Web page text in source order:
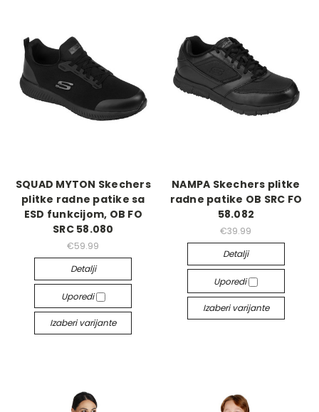
SQUAD MYTON Skechers
plitke radne patike sa
ESD funkcijom, OB FO
SRC 58.080
€59.99
Detalji
Uporedi
Izaberi varijante
NAMPA Skechers plitke
radne patike OB SRC FO
58.082
€39.99
Detalji
Uporedi
Izaberi varijante